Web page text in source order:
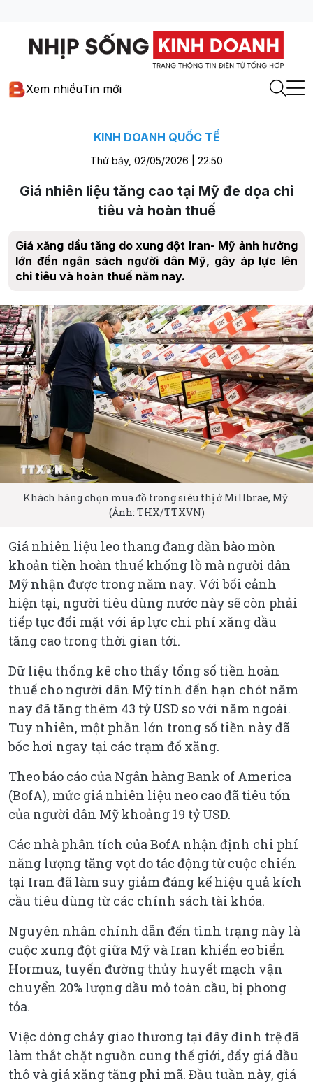
Xem nhiềuTin mới
KINH DOANH QUỐC TẾ
Thứ bảy, 02/05/2026 | 22:50
Giá nhiên liệu tăng cao tại Mỹ đe dọa chi
tiêu và hoàn thuế
Giá xăng dầu tăng do xung đột Iran- Mỹ ảnh hưởng
lớn đến ngân sách người dân Mỹ, gây áp lực lên
chi tiêu và hoàn thuế năm nay.
Khách hàng chọn mua đồ trong siêu thị ở Millbrae, Mỹ.
(Ảnh: THX/TTXVN)
Giá nhiên liệu leo thang đang dần bào mòn
khoản tiền hoàn thuế khổng lồ mà người dân
Mỹ nhận được trong năm nay. Với bối cảnh
hiện tại, người tiêu dùng nước này sẽ còn phải
tiếp tục đối mặt với áp lực chi phí xăng dầu
tăng cao trong thời gian tới.
Dữ liệu thống kê cho thấy tổng số tiền hoàn
thuế cho người dân Mỹ tính đến hạn chót năm
nay đã tăng thêm 43 tỷ USD so với năm ngoái.
Tuy nhiên, một phần lớn trong số tiền này đã
bốc hơi ngay tại các trạm đổ xăng.
Theo báo cáo của Ngân hàng Bank of America
(BofA), mức giá nhiên liệu neo cao đã tiêu tốn
của người dân Mỹ khoảng 19 tỷ USD.
Các nhà phân tích của BofA nhận định chi phí
năng lượng tăng vọt do tác động từ cuộc chiến
tại Iran đã làm suy giảm đáng kể hiệu quả kích
cầu tiêu dùng từ các chính sách tài khóa.
Nguyên nhân chính dẫn đến tình trạng này là
cuộc xung đột giữa Mỹ và Iran khiến eo biển
Hormuz, tuyến đường thủy huyết mạch vận
chuyển 20% lượng dầu mỏ toàn cầu, bị phong
tỏa.
Việc dòng chảy giao thương tại đây đình trệ đã
làm thắt chặt nguồn cung thế giới, đẩy giá dầu
thô và giá xăng tăng phi mã. Đầu tuần này, giá